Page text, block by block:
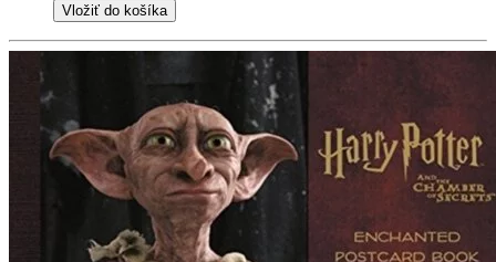
Vložiť do košíka